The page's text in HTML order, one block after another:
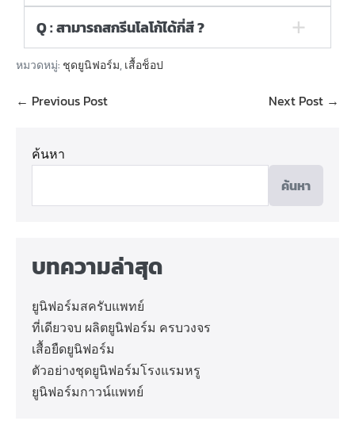
Q : สามารถสกรีนโลโก้ได้กี่สี ?
หมวดหมู่: ชุดยูนิฟอร์ม,เสื้อช็อป
← Previous Post Next Post →
ค้นหา
ค้นหา
บทความล่าสุด
ยูนิฟอร์มสครับแพทย์
ที่เดียวจบ ผลิตยูนิฟอร์ม ครบวงจร
เสื้อยืดยูนิฟอร์ม
ตัวอย่างชุดยูนิฟอร์มโรงแรมหรู
ยูนิฟอร์มกาวน์แพทย์